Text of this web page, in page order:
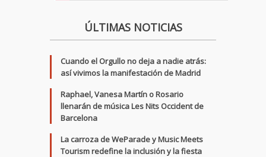
ÚLTIMAS NOTICIAS
Cuando el Orgullo no deja a nadie atrás:
así vivimos la manifestación de Madrid
Raphael, Vanesa Martín o Rosario
llenarán de música Les Nits Occident de
Barcelona
La carroza de WeParade y Music Meets
Tourism redefine la inclusión y la fiesta